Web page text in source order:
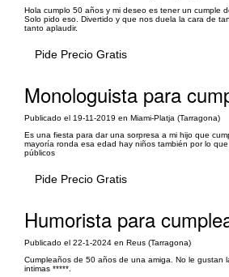
Hola cumplo 50 años y mi deseo es tener un cumple
Solo pido eso. Divertido y que nos duela la cara de
tanto aplaudir.
Pide Precio Gratis
Monologuista para
Publicado el 19-11-2019 en Miami-Platja (Tarragona)
Es una fiesta para dar una sorpresa a mi hijo que
mayoría ronda esa edad hay niños también por lo
públicos
Pide Precio Gratis
Humorista para
Publicado el 22-1-2024 en Reus (Tarragona)
Cumpleaños de 50 años de una amiga. No le gustan
intimas *****.